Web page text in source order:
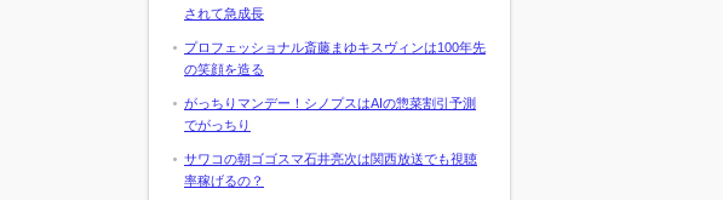
されて急成長
プロフェッショナル斎藤まゆキスヴィンは100年先
の笑顔を造る
がっちりマンデー！シノプスはAIの惣菜割引予測
でがっちり
サワコの朝ゴゴスマ石井亮次は関西放送でも視聴
率稼げるの？